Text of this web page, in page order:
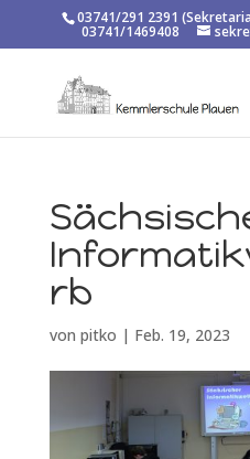
03741/291 2391
03741/1469408
rb
von pitko | Feb. 19, 2023